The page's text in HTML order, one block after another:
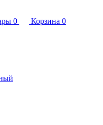
0 Корзина 0